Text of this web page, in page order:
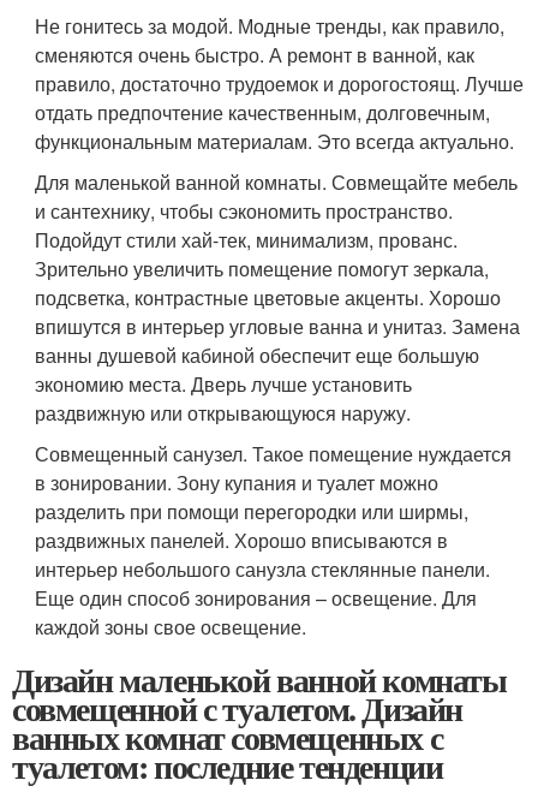
Не гонитесь за модой. Модные тренды, как правило,
сменяются очень быстро. А ремонт в ванной, как
правило, достаточно трудоемок и дорогостоящ. Лучше
отдать предпочтение качественным, долговечным,
функциональным материалам. Это всегда актуально.
Для маленькой ванной комнаты. Совмещайте мебель
и сантехнику, чтобы сэкономить пространство.
Подойдут стили хай-тек, минимализм, прованс.
Зрительно увеличить помещение помогут зеркала,
подсветка, контрастные цветовые акценты. Хорошо
впишутся в интерьер угловые ванна и унитаз. Замена
ванны душевой кабиной обеспечит еще большую
экономию места. Дверь лучше установить
раздвижную или открывающуюся наружу.
Совмещенный санузел. Такое помещение нуждается
в зонировании. Зону купания и туалет можно
разделить при помощи перегородки или ширмы,
раздвижных панелей. Хорошо вписываются в
интерьер небольшого санузла стеклянные панели.
Еще один способ зонирования – освещение. Для
каждой зоны свое освещение.
Дизайн маленькой ванной комнаты
совмещенной с туалетом. Дизайн
ванных комнат совмещенных с
туалетом: последние тенденции